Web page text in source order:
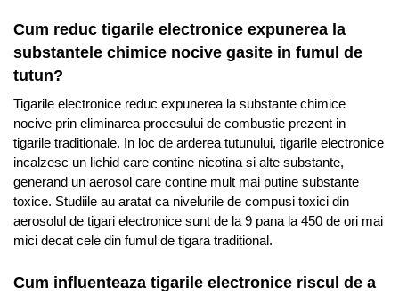
Cum reduc tigarile electronice expunerea la
substantele chimice nocive gasite in fumul de
tutun?
Tigarile electronice reduc expunerea la substante chimice
nocive prin eliminarea procesului de combustie prezent in
tigarile traditionale. In loc de arderea tutunului, tigarile electronice
incalzesc un lichid care contine nicotina si alte substante,
generand un aerosol care contine mult mai putine substante
toxice. Studiile au aratat ca nivelurile de compusi toxici din
aerosolul de tigari electronice sunt de la 9 pana la 450 de ori mai
mici decat cele din fumul de tigara traditional.
Cum influenteaza tigarile electronice riscul de a